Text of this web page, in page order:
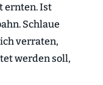
ernten. Ist
Schlaue
verraten,
werden soll,